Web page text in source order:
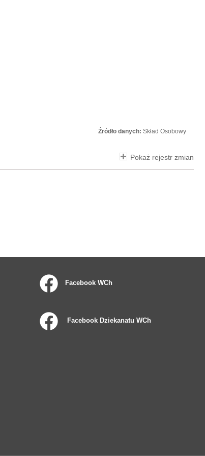
Źródło danych: Skład Osobowy
Pokaż rejestr zmian
Facebook WCh
Facebook Dziekanatu WCh